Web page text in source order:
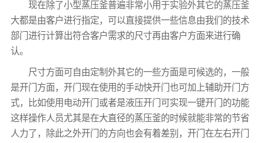
现在除了小型蒸压釜普遍非常小用于实验外其它的蒸压釜
大都是由客户进行指定，可以直接提供一些信息由我们的技术
部门进行计算出符合客户需求的尺寸再由客户方面来进行确
认。
尺寸方面可自由定制外其它的一些方面是可候选的，一般
是开门方面，开门现在使用的手动快开门也可加上辅助开门方
式，比如使用电动开门或者是液压开门可实现一键开门的功能
这样操作人员尤其是在大直径的蒸压釜的时候就能非常的节省
人力了，除此之外开门的方向也会有着差别，开门在左右开门